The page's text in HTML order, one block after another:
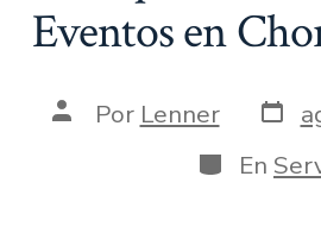
Eventos en
AutorPor Lenner
de
Categorías
En